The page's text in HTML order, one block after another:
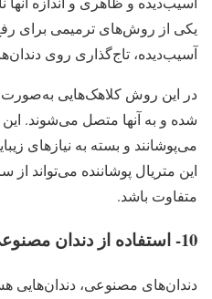
یکی از روش‌های ترمیمی برای
آسیب‌دیده، تاج‌گذاری روی
در این روش کلاهک‌هایی به‌صورت
شده و به آنها متصل می‌شوند.
می‌پوشانند و بسته به نیازهای
این متریال پوشاننده می‌تواند از
متفاوت باشد.
10- استفاده از دندان مصنوعی
دندان‌های مصنوعی، دندان‌هایی